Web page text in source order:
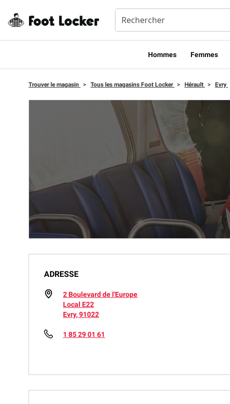
Hommes​ Femmes
Trouver le magasin > Tous les magasins Foot Locker > Hérault > Evry
ADRESSE
2 Boulevard de l'Europe
Local E22
Evry, 91022
1 85 29 01 61